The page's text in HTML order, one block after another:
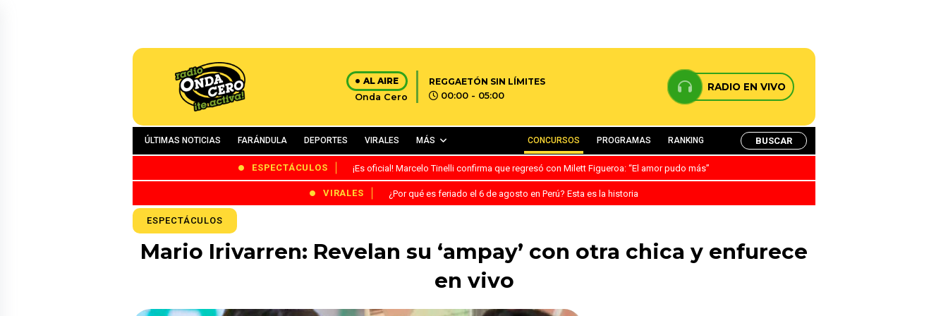
AL AIRE
Onda Cero
REGGAETÓN SIN LÍMITES
00:00 - 05:00
RADIO EN VIVO
ÚLTIMAS NOTICIAS FARÁNDULA DEPORTES VIRALES MÁS CONCURSOS PROGRAMAS RANKING BUSCAR
ESPECTÁCULOS ¡Es oficial! Marcelo Tinelli confirma que regresó con Milett Figueroa: “El amor pudo más”
VIRALES ¿Por qué es feriado el 6 de agosto en Perú? Esta es la historia
ESPECTÁCULOS
Mario Irivarren: Revelan su ‘ampay’ con otra chica y enfurece
en vivo